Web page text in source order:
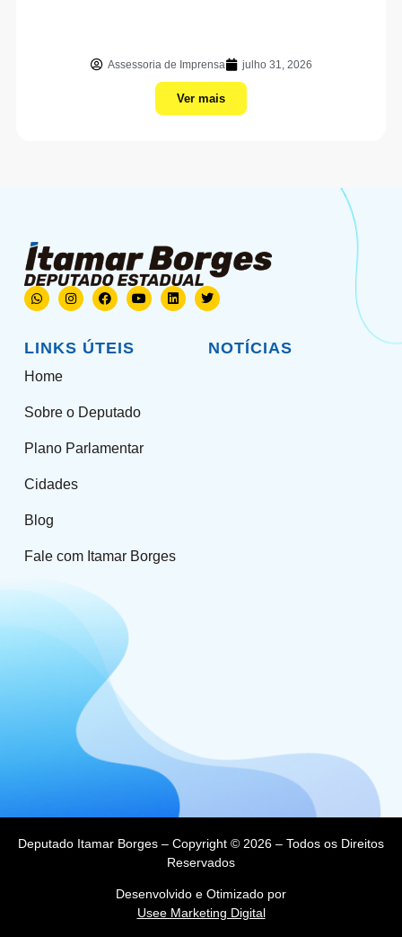
Assessoria de Imprensa julho 31, 2026
Ver mais
LINKS ÚTEIS
Home
Sobre o Deputado
Plano Parlamentar
Cidades
Blog
Fale com Itamar Borges
NOTÍCIAS
Deputado Itamar Borges – Copyright © 2026 – Todos os Direitos
Reservados
Desenvolvido e Otimizado por
Usee Marketing Digital